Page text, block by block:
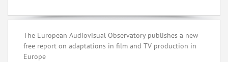
The European Audiovisual Observatory publishes a new
free report on adaptations in film and TV production in
Europe